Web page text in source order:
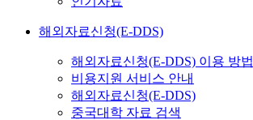
해외자료신청(E-DDS)
해외자료신청(E-DDS) 이용 방법
비용지원 서비스 안내
해외자료신청(E-DDS)
중국대학 자료 검색